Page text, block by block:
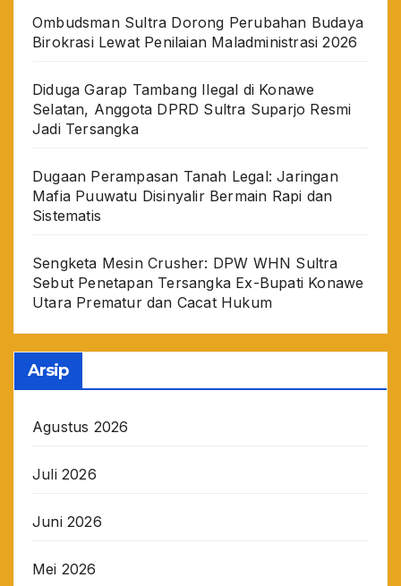
Ombudsman Sultra Dorong Perubahan Budaya
Birokrasi Lewat Penilaian Maladministrasi 2026
Diduga Garap Tambang Ilegal di Konawe
Selatan, Anggota DPRD Sultra Suparjo Resmi
Jadi Tersangka
Dugaan Perampasan Tanah Legal: Jaringan
Mafia Puuwatu Disinyalir Bermain Rapi dan
Sistematis
Sengketa Mesin Crusher: DPW WHN Sultra
Sebut Penetapan Tersangka Ex-Bupati Konawe
Utara Prematur dan Cacat Hukum
Arsip
Agustus 2026
Juli 2026
Juni 2026
Mei 2026